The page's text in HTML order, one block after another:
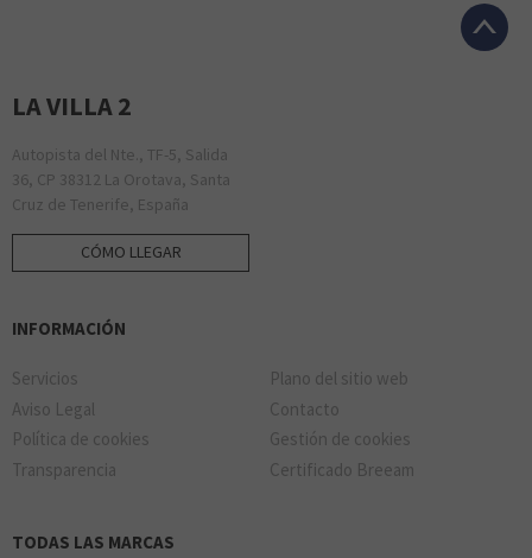
LA VILLA 2
Autopista del Nte., TF-5, Salida
36, CP 38312 La Orotava, Santa
Cruz de Tenerife, España
CÓMO LLEGAR
INFORMACIÓN
Servicios
Plano del sitio web
Aviso Legal
Contacto
Política de cookies
Gestión de cookies
Transparencia
Certificado Breeam
TODAS LAS MARCAS